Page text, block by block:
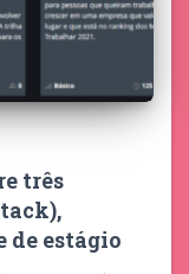
três
de estágio